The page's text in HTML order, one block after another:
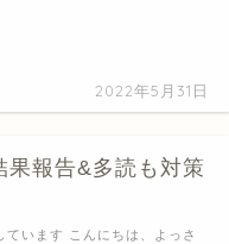
2022年5月31日
報告&多読も対策
います こんにちは、よっさ